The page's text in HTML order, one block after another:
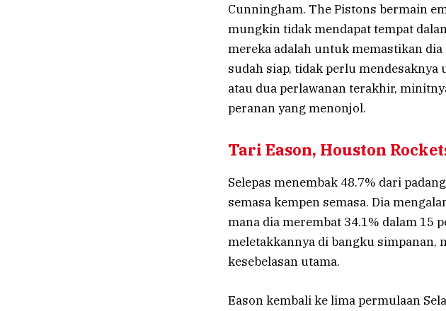
Cunningham. The Pistons bermain
mungkin tidak mendapat tempat
mereka adalah untuk memastikan
sudah siap, tidak perlu
atau dua perlawanan terakhir,
peranan yang menonjol.
Tari Eason, Houston
Selepas menembak 48.7% dari
semasa kempen semasa. Dia
mana dia merembat 34.1% dalam 15
meletakkannya di bangku simpanan,
kesebelasan utama.
Eason kembali ke lima permulaan